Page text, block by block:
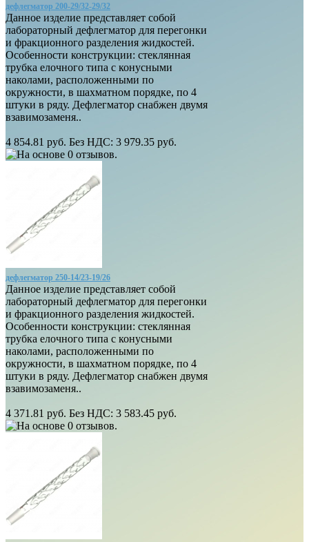
дефлегматор 200-29/32-29/32
Данное изделие представляет собой
лабораторный дефлегматор для перегонки
и фракционного разделения жидкостей.
Особенности конструкции: стеклянная
трубка елочного типа с конусными
наколами, расположенными по
окружности, в шахматном порядке, по 4
штуки в ряду. Дефлегматор снабжен двумя
взавимозаменя..
4 854.81 руб. Без НДС: 3 979.35 руб.
дефлегматор 250-14/23-19/26
Данное изделие представляет собой
лабораторный дефлегматор для перегонки
и фракционного разделения жидкостей.
Особенности конструкции: стеклянная
трубка елочного типа с конусными
наколами, расположенными по
окружности, в шахматном порядке, по 4
штуки в ряду. Дефлегматор снабжен двумя
взавимозаменя..
4 371.81 руб. Без НДС: 3 583.45 руб.